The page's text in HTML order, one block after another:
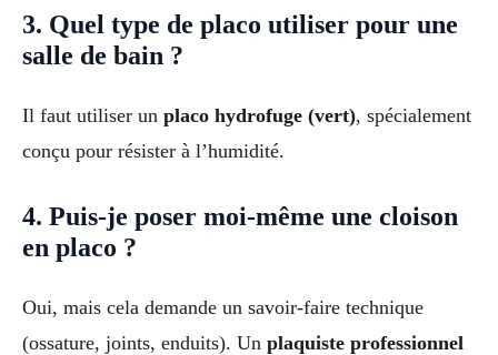
3. Quel type de placo utiliser pour une
salle de bain ?
Il faut utiliser un placo hydrofuge (vert), spécialement
conçu pour résister à l’humidité.
4. Puis-je poser moi-même une cloison
en placo ?
Oui, mais cela demande un savoir-faire technique
(ossature, joints, enduits). Un plaquiste professionnel